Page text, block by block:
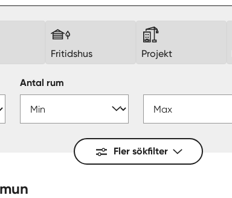
Fritidshus Projekt
Antal rum
Fler sökfilter